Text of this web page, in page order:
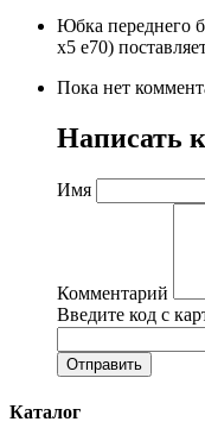
Юбка переднего
х5 е70)
Пока нет
Написать
Имя
Комментарий
Введите код с
Каталог